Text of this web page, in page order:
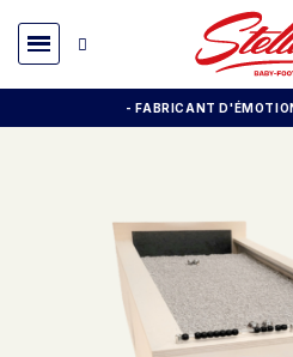
- FABRICANT